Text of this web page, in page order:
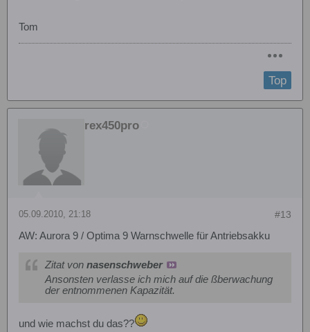
Tom
Top
rex450pro
#13
05.09.2010, 21:18
AW: Aurora 9 / Optima 9 Warnschwelle für Antriebsakku
Zitat von nasenschweber
Ansonsten verlasse ich mich auf die ßberwachung
der entnommenen Kapazität.
und wie machst du das??